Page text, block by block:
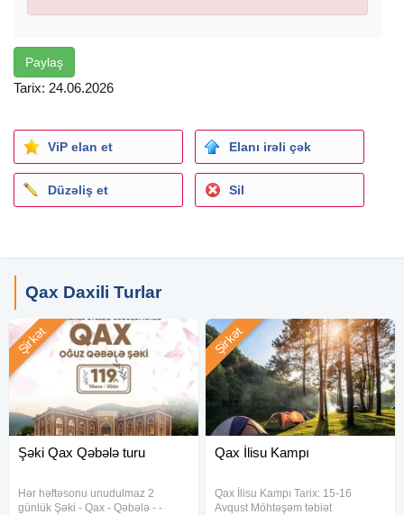
Kürmük kilsəsi (panoramik mənzərə)
Ulu Körpü
Karvansaray
Şəki Şirniyyat mağazası
​ Toplanış və Dönüş:
• ​ Dağ maşınları: Ram-Rama şəlaləsinə qalxmaq üçün olan
nəqliyyat qiymətə daxil deyil.
• ​ 10+1 Kampaniyası: 10 nəfərlik qrupa +1 nəfər
ÖDƏNİŞSİZ!
• ​ Uşaqlar: 0-5 yaş arası 1 uşaq (yer tutmamaq şərti ilə)
ödənişsizdir.
• ​ Qadağandır : Tur zamanı spirtli içkilərdən istifadə etmək .
Paylaş
Tarix: 24.06.2026
ViP elan et Elanı irəli çək
Düzəliş et Sil
Qax Daxili Turlar
Şəki Qax Qəbələ turu
Hər həftəsonu unudulmaz 2
günlük Şəki - Qax - Qəbələ - -
Şirkət
Qax İlisu Kampı
Qax İlisu Kampı Tarix: 15-16
Avqust Möhtəşəm təbiət
Şirkət